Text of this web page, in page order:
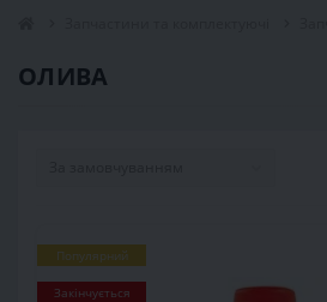
ОЛИВА
Популярний
Закінчується